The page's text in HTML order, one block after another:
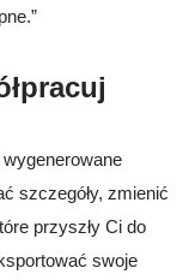
szczegóły, zmienić
przyszły Ci do
swoje